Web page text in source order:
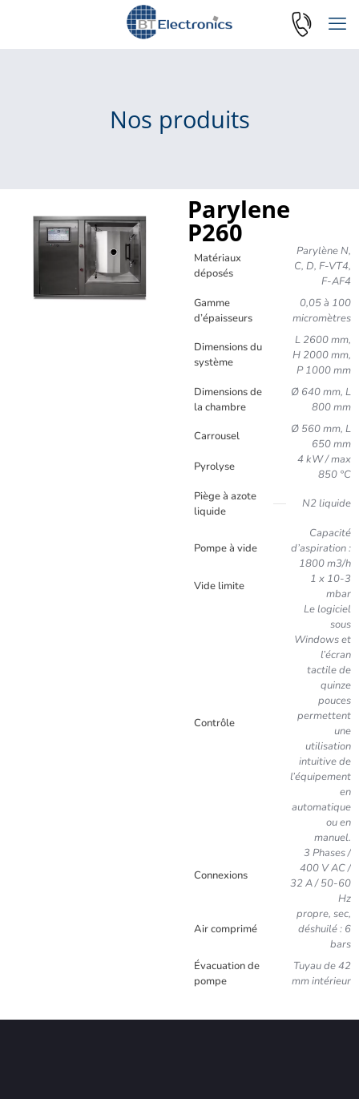
Nos produits
Parylene
P260
Matériaux
déposés
Parylène N,
C, D, F-VT4,
F-AF4
Gamme
d’épaisseurs
0,05 à 100
micromètres
Dimensions du
système
L 2600 mm,
H 2000 mm,
P 1000 mm
Dimensions de
la chambre
Ø 640 mm, L
800 mm
Carrousel
Ø 560 mm, L
650 mm
Pyrolyse
4 kW / max
850 °C
Piège à azote
liquide
N2 liquide
Pompe à vide
Capacité
d’aspiration :
1800 m3/h
Vide limite
1 x 10-3
mbar
Contrôle
Le logiciel
sous
Windows et
l’écran
tactile de
quinze
pouces
permettent
une
utilisation
intuitive de
l’équipement
en
automatique
ou en
manuel.
Connexions
3 Phases /
400 V AC /
32 A / 50-60
Hz
Air comprimé
propre, sec,
déshuilé : 6
bars
Évacuation de
pompe
Tuyau de 42
mm intérieur